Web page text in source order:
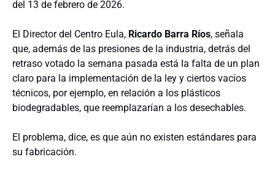
del 13 de febrero de 2026.
El Director del Centro Eula, Ricardo Barra Ríos, señala
que, además de las presiones de la industria, detrás del
retraso votado la semana pasada está la falta de un plan
claro para la implementación de la ley y ciertos vacíos
técnicos, por ejemplo, en relación a los plásticos
biodegradables, que reemplazarían a los desechables.
El problema, dice, es que aún no existen estándares para
su fabricación.